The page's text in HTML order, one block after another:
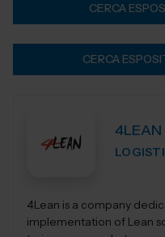
CERCA
CERCA
4LEAN
4Lean is a company
implementation of Lean